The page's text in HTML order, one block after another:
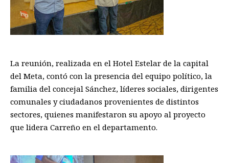
La reunión, realizada en el Hotel Estelar de la capital
del Meta, contó con la presencia del equipo político, la
familia del concejal Sánchez, líderes sociales, dirigentes
comunales y ciudadanos provenientes de distintos
sectores, quienes manifestaron su apoyo al proyecto
que lidera Carreño en el departamento.